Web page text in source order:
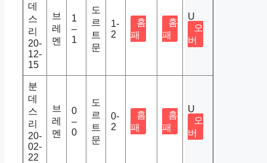
데
스
리
20-
12-
15
브
레
멘
1
–
1
도
르
트
문
1-
2
홈
패
홈
패
U
오
버
분
데
스
리
20-
02-
22
브
레
멘
0
–
0
도
르
트
문
0-
2
홈
패
홈
패
U
오
버